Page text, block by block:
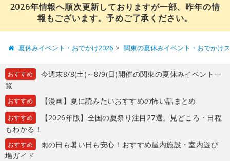
2026年情報へ順次更新しておりますが一部、昨年の情
報もございます。予めご了承ください。
夏休みイベント・おでかけ2026 関東の夏休みイベント・おでかけ
おすすめ
今週末8/8(土)～8/9(日)開催の関東の夏休みイベント一
覧
おすすめ 【漫画】夏に読みたいおすすめの怖い話まとめ
おすすめ
【2026年版】全国の夏祭り注目27選。見どころ・日程
もわかる！
おすすめ
雨の日も暑い日も安心！おすすめ屋内施設・室内遊び
場ガイド